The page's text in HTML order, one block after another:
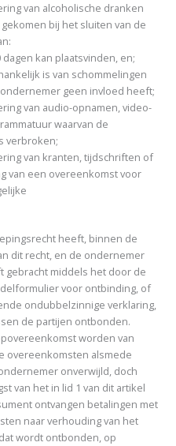
van alcoholische dranken
bij het sluiten van de
kan plaatsvinden, en;
is van schommelingen
geen invloed heeft;
van audio-opnamen, video-
waarvan de
verbroken;
van kranten, tijdschriften of
van een overeenkomst voor
heeft, binnen de
dit recht, en de ondernemer
gebracht middels het door de
voor ontbinding, of
ondubbelzinnige verklaring,
de partijen ontbonden.
worden van
overeenkomsten alsmede
onverwijld, doch
van het in lid 1 van dit artikel
ontvangen betalingen met
naar verhouding van het
wordt ontbonden, op